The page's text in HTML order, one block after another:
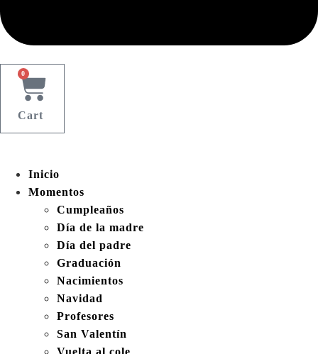
0
Cart
Inicio
Momentos
Cumpleaños
Día de la madre
Día del padre
Graduación
Nacimientos
Navidad
Profesores
San Valentín
Vuelta al cole